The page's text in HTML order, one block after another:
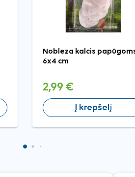
Nobleza kalcis
6x4 cm
2,99 €
Į krepšelį